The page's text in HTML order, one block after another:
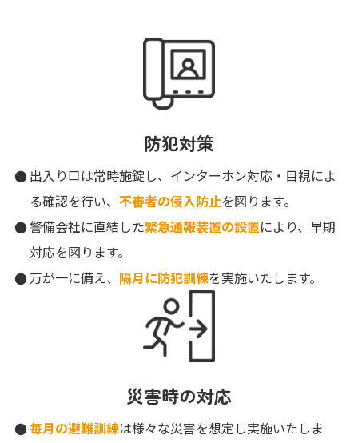
防犯対策
出入り口は常時施錠し、インターホン対応・目視によ
る確認を行い、 不審者の侵入防止を図ります。
警備会社に直結した緊急通報装置の設置により、早期
対応を図ります。
万が一に備え、 隔月に防犯訓練を実施いたします。
災害時の対応
毎月の避難訓練は様々な災害を想定し実施いたしま